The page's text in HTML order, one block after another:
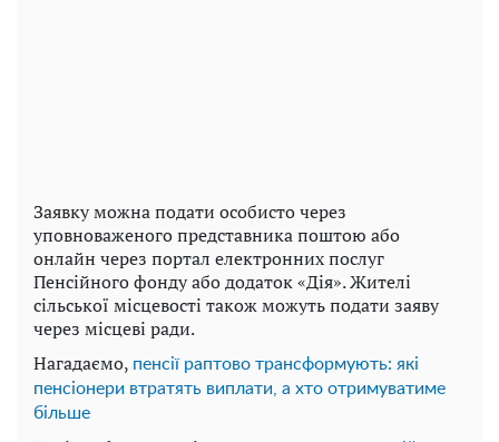
Заявку можна подати особисто через
уповноваженого представника поштою або
онлайн через портал електронних послуг
Пенсійного фонду або додаток «Дія». Жителі
сільської місцевості також можуть подати заяву
через місцеві ради.
Нагадаємо, пенсії раптово трансформують: які
пенсіонери втратять виплати, а хто отримуватиме
більше